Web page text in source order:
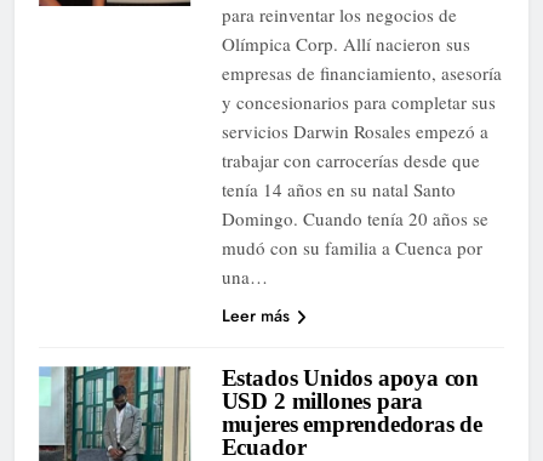
para reinventar los negocios de
Olímpica Corp. Allí nacieron sus
empresas de financiamiento, asesoría
y concesionarios para completar sus
servicios Darwin Rosales empezó a
trabajar con carrocerías desde que
tenía 14 años en su natal Santo
Domingo. Cuando tenía 20 años se
mudó con su familia a Cuenca por
una…
Leer más
Estados Unidos apoya con
USD 2 millones para
mujeres emprendedoras de
Ecuador